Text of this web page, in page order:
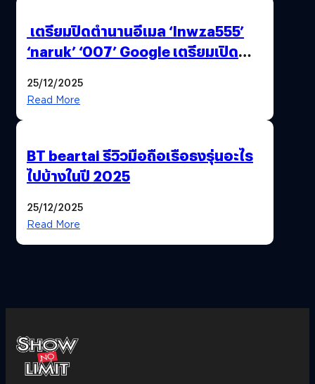
เตรียมปิดตำนานอีเมล ‘lnwza555’
‘naruk’ ‘007’ Google เตรียมเปิด
25/12/2025
Read More
BT beartai รีวิวมือถือเรือธงรุ่นอะไร
ไปบ้างในปี 2025
25/12/2025
Read More